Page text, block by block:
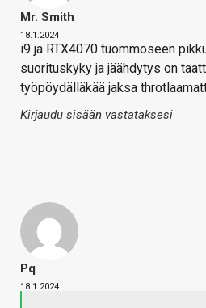
Mr. Smith
18.1.2024
i9 ja RTX4070 tuommoseen
suorituskyky ja jäähdytys on
työpöydälläkää jaksa
Kirjaudu sisään vastataksesi
Pq
18.1.2024